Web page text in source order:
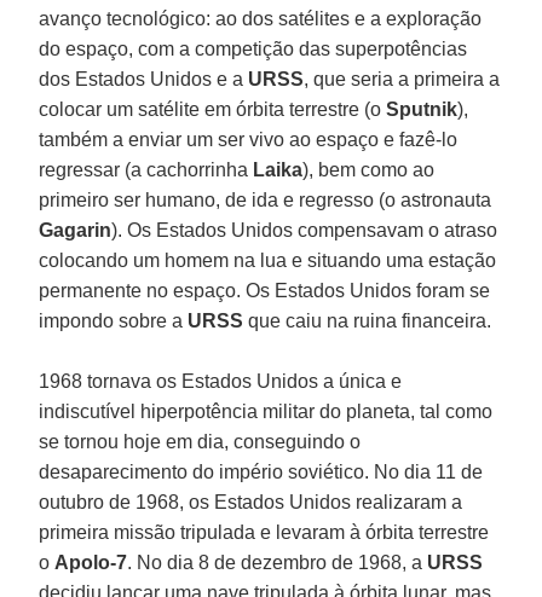
avanço tecnológico: ao dos satélites e a exploração
do espaço, com a competição das superpotências
dos Estados Unidos e a URSS, que seria a primeira a
colocar um satélite em órbita terrestre (oSputnik),
também a enviar um ser vivo ao espaço e fazê-lo
regressar (a cachorrinha Laika), bem como ao
primeiro ser humano, de ida e regresso (o astronauta
Gagarin). Os Estados Unidos compensavam o atraso
colocando um homem na lua e situando uma estação
permanente no espaço. Os Estados Unidos foram se
impondo sobre a URSS que caiu na ruina financeira.
1968 tornava os Estados Unidos a única e
indiscutível hiperpotência militar do planeta, tal como
se tornou hoje em dia, conseguindo o
desaparecimento do império soviético. No dia 11 de
outubro de 1968, os Estados Unidos realizaram a
primeira missão tripulada e levaram à órbita terrestre
o Apolo-7. No dia 8 de dezembro de 1968, a URSS
decidiu lançar uma nave tripulada à órbita lunar, mas